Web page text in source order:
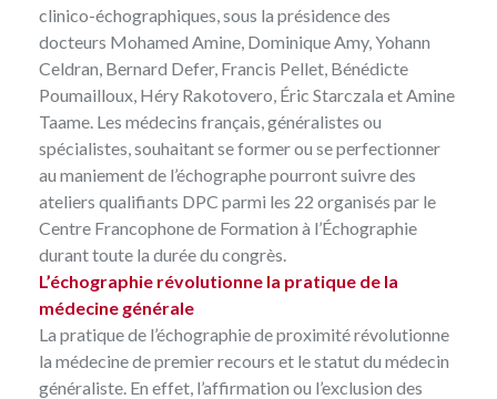
clinico-échographiques, sous la présidence des
docteurs Mohamed Amine, Dominique Amy, Yohann
Celdran, Bernard Defer, Francis Pellet, Bénédicte
Poumailloux, Héry Rakotovero, Éric Starczala et Amine
Taame. Les médecins français, généralistes ou
spécialistes, souhaitant se former ou se perfectionner
au maniement de l’échographe pourront suivre des
ateliers qualifiants DPC parmi les 22 organisés par le
Centre Francophone de Formation à l’Échographie
durant toute la durée du congrès.
L’échographie révolutionne la pratique de la
médecine générale
La pratique de l’échographie de proximité révolutionne
la médecine de premier recours et le statut du médecin
généraliste. En effet, l’affirmation ou l’exclusion des